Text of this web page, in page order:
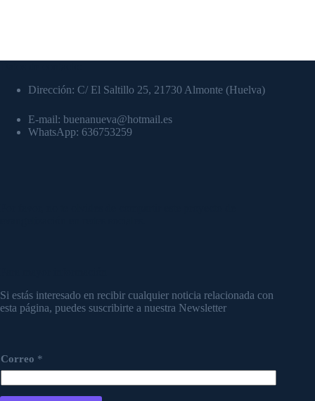
Dirección: C/ El Saltillo 25, 21730 Almonte (Huelva)
E-mail: buenanueva@hotmail.es
WhatsApp: 636753259
Si estás interesado en recibir cualquier noticia relacionada con
esta página, puedes suscribirte a nuestra Newsletter
Correo *